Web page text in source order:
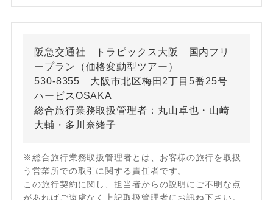
阪急交通社 トラピックス大阪 国内フリ
ープラン（価格変動型ツアー）
530-8355 大阪市北区梅田2丁目5番25号
ハービスOSAKA
総合旅行業務取扱管理者：丸山卓也・山崎
大輔・多川奈緒子
※総合旅行業務取扱管理者とは、お客様の旅行を取扱
う営業所での取引に関する責任者です。
この旅行契約に関し、担当者からの説明にご不明な点
があればご遠慮なく上記取扱管理者にお訊ね下さい。